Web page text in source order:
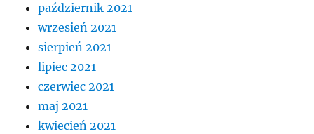
październik 2021
wrzesień 2021
sierpień 2021
lipiec 2021
czerwiec 2021
maj 2021
kwiecień 2021